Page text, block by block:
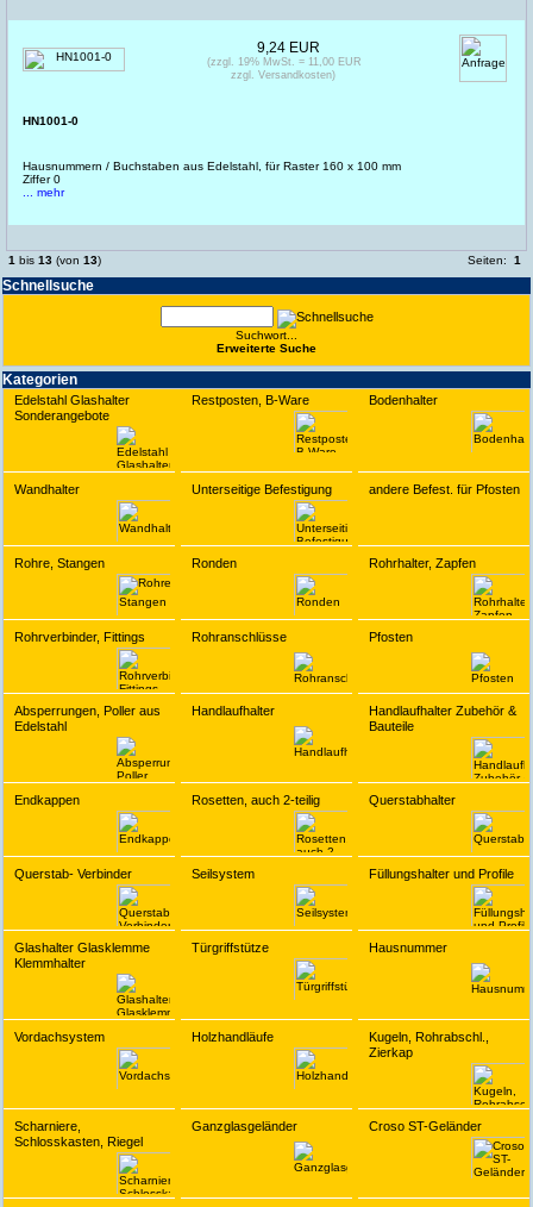
Schnell­suche
Suchwort...
Erwei­terte Suche
Kate­gorien
Edelstahl Glashalter
Sonderangebote
Restposten, B-Ware Bodenhalter
Wandhalter Unterseitige Befestigung andere Befest. für Pfosten
Rohre, Stangen Ronden Rohrhalter, Zapfen
Rohrverbinder, Fittings Rohranschlüsse Pfosten
Absperrungen, Poller aus
Edelstahl
Handlaufhalter
Handlaufhalter Zubehör &
Bauteile
Endkappen Rosetten, auch 2-teilig Querstabhalter
Querstab- Verbinder Seilsystem Füllungshalter und Profile
Glashalter Glasklemme
Klemmhalter
Türgriffstütze Hausnummer
Vordachsystem Holzhandläufe
Kugeln, Rohrabschl.,
Zierkap
Scharniere,
Schlosskasten, Riegel
Ganzglasgeländer Croso ST-Geländer
HN1001-0
Hausnummern / Buchstaben aus Edelstahl, für Raster 160 x 100 mm
Ziffer 0
... mehr
9,24 EUR
(zzgl. 19% MwSt. = 11,00 EUR
zzgl. Versandkosten)
1 bis 13 (von 13) Seiten: 1